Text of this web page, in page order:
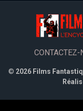
CONTACTEZ-
© 2026 Films